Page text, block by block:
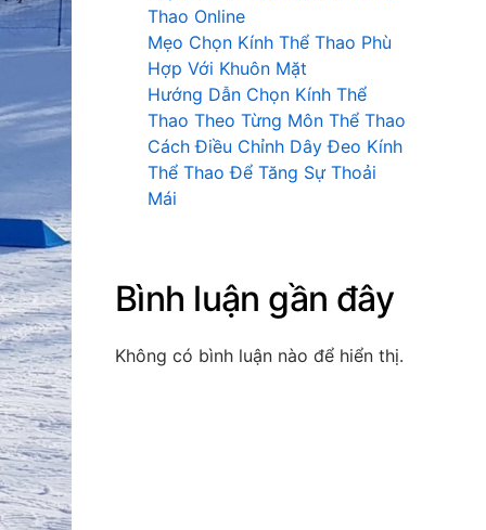
Thao Online
Mẹo Chọn Kính Thể Thao Phù
Hợp Với Khuôn Mặt
Hướng Dẫn Chọn Kính Thể
Thao Theo Từng Môn Thể Thao
Cách Điều Chỉnh Dây Đeo Kính
Thể Thao Để Tăng Sự Thoải
Mái
Bình luận gần đây
Không có bình luận nào để hiển thị.